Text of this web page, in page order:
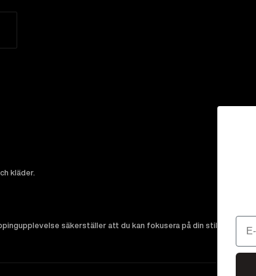
kläder.
säkerställer att du kan fokusera på din stil utan oro.
Email